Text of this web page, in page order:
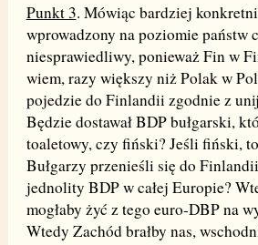
Punkt 3. Mówiąc bardziej
wprowadzony na poziomie państw
niesprawiedliwy, ponieważ Fin w
wiem, razy większy niż Polak w
pojedzie do Finlandii zgodnie z
Będzie dostawał BDP bułgarski,
toaletowy, czy fiński? Jeśli fiński,
Bułgarzy przenieśli się do
jednolity BDP w całej Europie?
mogłaby żyć z tego euro-DBP na
Wtedy Zachód brałby nas,